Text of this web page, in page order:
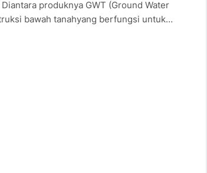
produknya GWT (Ground Water
bawah tanahyang berfungsi untuk…